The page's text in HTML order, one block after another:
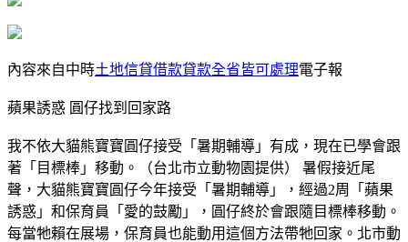
內容來自中時土地信貸借款貸款全省皆可處理電子報
蘋果誘惑 圓仔找到回家路
我不依大貓熊寶寶圓仔接受「暑期輔導」有成，現在已學會跟
著「目標棒」移動。（台北市立動物園提供） 暑假接近尾
聲，大貓熊寶寶圓仔今年接受「暑期輔導」，經過2周「蘋果
誘惑」和保育員「愛的鼓勵」，圓仔終於會跟隨目標棒移動。
每當牠賴在展場，保育員也能動用這個方法帶牠回家。北市動